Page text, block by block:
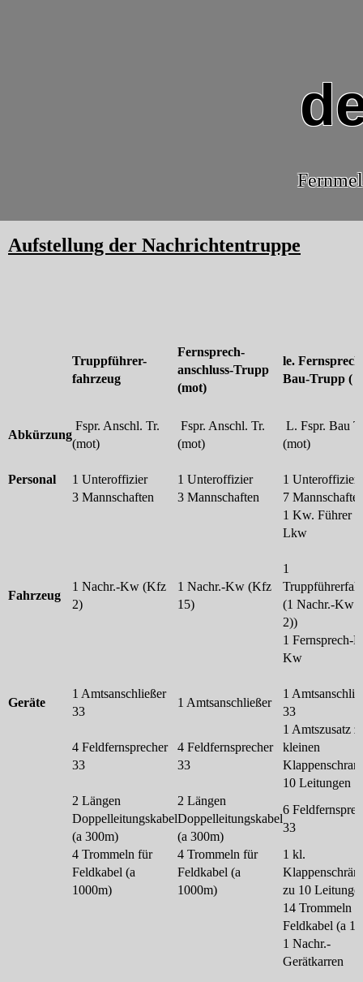
Aufstellung der Nachrichtentruppe
Truppführer-
fahrzeug
Fernsprech-
anschluss-Trupp
(mot)
le.
Bau-Trupp (
Abkürzung
Fspr. Anschl. Tr.
(mot)
Fspr. Anschl. Tr.
(mot)
L. Fspr. Bau
(mot)
Personal 1 Unteroffizier 1 Unteroffizier
1 Unteroffizier
3 Mannschaften
3 Mannschaften
7
1 Kw. Führer f.
Lkw
Fahrzeug
1 Nachr.-Kw (Kfz
2)
1 Nachr.-Kw (Kfz
15)
1
(1 Nachr.-Kw
2))
1 Fernsprech-
Kw
Geräte
1 Amtsanschließer
33
1 Amtsanschließer
1
33
4 Feldfernsprecher
33
4 Feldfernsprecher
33
1 Amtszusatz
kleinen
10 Leitungen
2 Längen
Doppelleitungskabel
(a 300m)
2 Längen
Doppelleitungskabel
(a 300m)
6
33
4 Trommeln für
Feldkabel (a
1000m)
4 Trommeln für
Feldkabel (a
1000m)
1 kl.
zu 10
14 Trommeln
Feldkabel (a
1 Nachr.-
Gerätkarren